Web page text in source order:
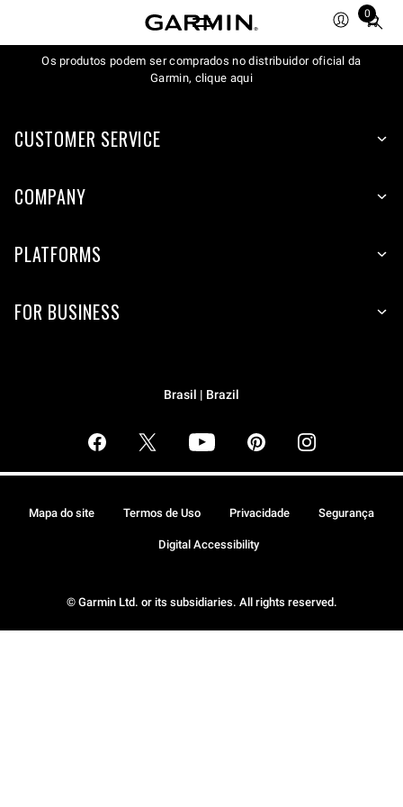
0
Total
items
in
Os produtos podem ser comprados no distribuidor oficial da
Garmin, clique aqui
CUSTOMER SERVICE
COMPANY
PLATFORMS
FOR BUSINESS
Brasil | Brazil
© Garmin Ltd. or its subsidiaries. All rights reserved.
Mapa do site Termos de Uso Privacidade Segurança
Digital Accessibility